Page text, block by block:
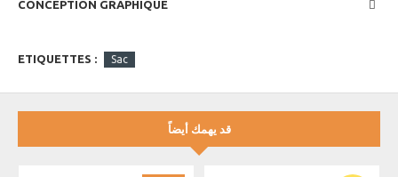
CONCEPTION GRAPHIQUE
ETIQUETTES : Sac
قد يهمك أيضاً